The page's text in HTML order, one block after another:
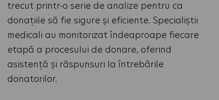
trecut printr-o serie de analize pentru ca
donațiile să fie sigure și eficiente. Specialiștii
medicali au monitorizat îndeaproape fiecare
etapă a procesului de donare, oferind
asistență și răspunsuri la întrebările
donatorilor.